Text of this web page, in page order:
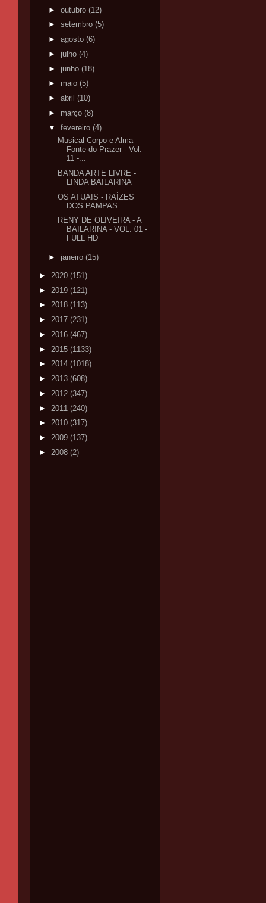
► outubro (12)
► setembro (5)
► agosto (6)
► julho (4)
► junho (18)
► maio (5)
► abril (10)
► março (8)
▼ fevereiro (4)
Musical Corpo e Alma-
Fonte do Prazer - Vol.
11 -...
BANDA ARTE LIVRE -
LINDA BAILARINA
OS ATUAIS - RAÍZES
DOS PAMPAS
RENY DE OLIVEIRA - A
BAILARINA - VOL. 01 -
FULL HD
► janeiro (15)
► 2020 (151)
► 2019 (121)
► 2018 (113)
► 2017 (231)
► 2016 (467)
► 2015 (1133)
► 2014 (1018)
► 2013 (608)
► 2012 (347)
► 2011 (240)
► 2010 (317)
► 2009 (137)
► 2008 (2)